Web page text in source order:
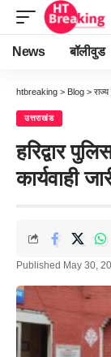
News बॉलीवुड
htbreaking > Blog >
उत्तराखंड
हरिद्वार
कार्यवाही
Published May 30,